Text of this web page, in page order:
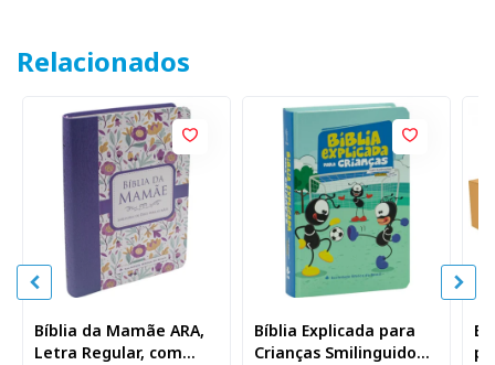
Relacionados
Bíblia da Mamãe ARA,
Letra Regular, com
Bíblia Explicada para
Crianças Smilinguido